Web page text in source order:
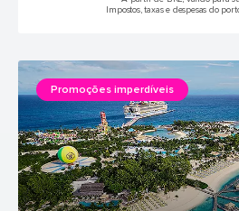
Impostos, taxas e despesas do
Promoções imperdíveis